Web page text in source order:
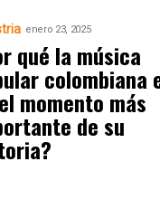
enero 23, 2025
qué la música
colombiana
momento más
de su